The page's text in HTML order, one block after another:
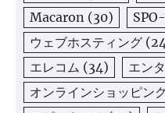
Macaron (30)
ウェブホスティング
エレコム (34) エン
オンラインショッピン